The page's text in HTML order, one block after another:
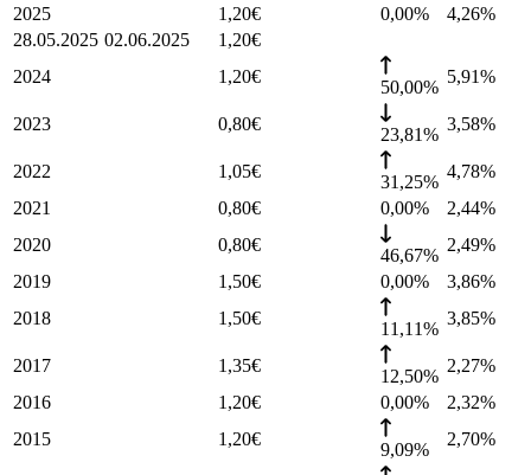
2025
1,20€ 0,00% 4,26%
28.05.2025 02.06.2025 1,20€
2024
1,20€
50,00%
5,91%
2023 0,80€
23,81%
3,58%
2022 1,05€
31,25%
4,78%
2021
0,80€ 0,00% 2,44%
2020
0,80€
46,67%
2,49%
2019
1,50€ 0,00% 3,86%
2018
1,50€
11,11%
3,85%
2017 1,35€
12,50%
2,27%
2016
1,20€ 0,00% 2,32%
2015
1,20€
9,09%
2,70%